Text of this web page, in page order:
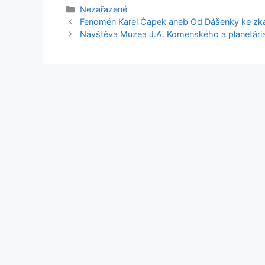
Rubriky
Nezařazené
Fenomén Karel Čapek aneb Od Dášenky ke
Návštěva Muzea J.A. Komenského a